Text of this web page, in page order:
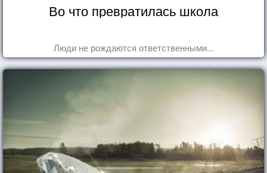
Во что превратилась школа
Люди не рождаются ответственными...